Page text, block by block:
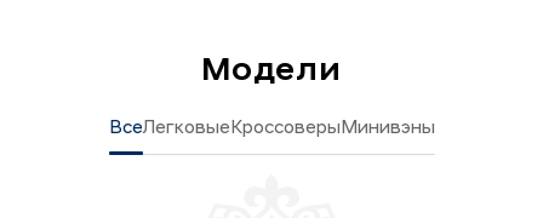
Модели
ВсеЛегковыеКроссоверыМинивэны